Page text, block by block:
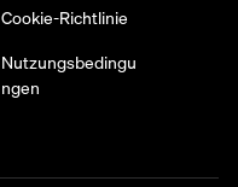
Cookie-Richtlinie
Nutzungsbedingu
ngen